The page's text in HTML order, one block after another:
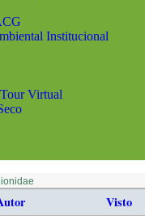
Institucional
Virtual
Visto